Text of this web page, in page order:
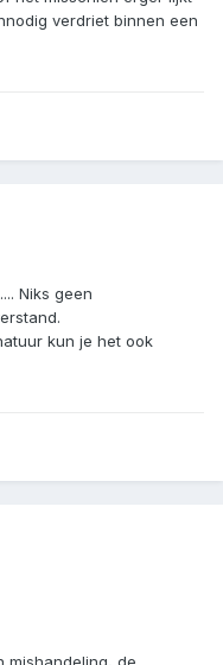
verdriet binnen een
Niks geen
kun je het ook
mishandeling, de